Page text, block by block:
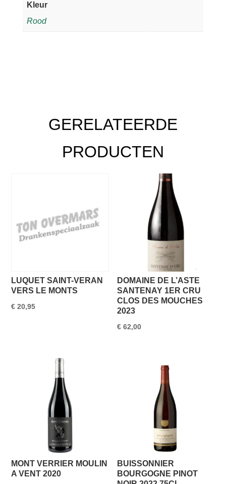
Kleur
Rood
GERELATEERDE
PRODUCTEN
LUQUET SAINT-VERAN
VERS LE MONTS
€ 20,95
DOMAINE DE L’ASTE
SANTENAY 1ER CRU
CLOS DES MOUCHES
2023
€ 62,00
MONT VERRIER MOULIN
A VENT 2020
BUISSONNIER
BOURGOGNE PINOT